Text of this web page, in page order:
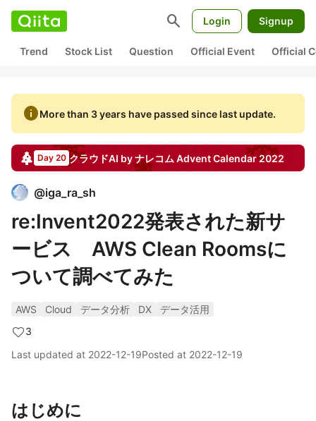
search Login Signup
Trend Stock List Question Official Event Official
infoMore than 3 years have passed since last update.
Day 20 クラウドAI by ナレコム Advent Calendar2022
@iga_ra_sh
re:Invent2022発表された新サ
ービス AWS Clean Roomsに
ついて調べてみた
AWS Cloud データ分析 DX
データ活用
3
Last updated at 2022-12-19Posted at 2022-12-19
はじめに